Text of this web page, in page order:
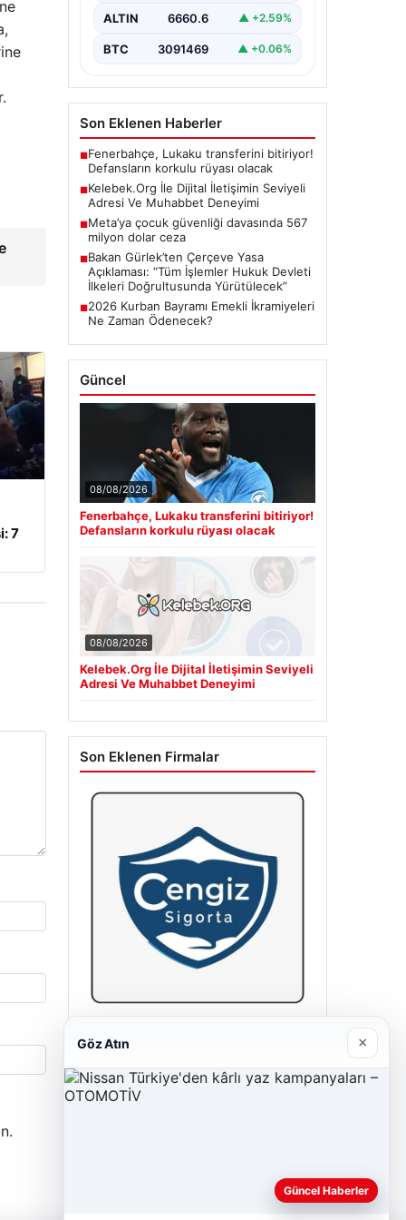
7
etmektedir. Günümüzde…
ALTIN 6660.6 ▲ +2.59%
BTC 3091469 ▲ +0.06%
Son Eklenen Haberler
■Fenerbahçe, Lukaku transferini bitiriyor!
Defansların korkulu rüyası olacak
■Kelebek.Org İle Dijital İletişimin Seviyeli
Adresi Ve Muhabbet Deneyimi
■Meta’ya çocuk güvenliği davasında 567
milyon dolar ceza
■Bakan Gürlek’ten Çerçeve Yasa
Açıklaması: “Tüm İşlemler Hukuk Devleti
İlkeleri Doğrultusunda Yürütülecek”
■2026 Kurban Bayramı Emekli İkramiyeleri
Ne Zaman Ödenecek?
Güncel
08/08/2026
Fenerbahçe, Lukaku transferini bitiriyor!
Defansların korkulu rüyası olacak
08/08/2026
Kelebek.Org İle Dijital İletişimin Seviyeli
Adresi Ve Muhabbet Deneyimi
Son Eklenen Firmalar
Cengiz Sigorta
Göz Atın ×
Güncel Haberler